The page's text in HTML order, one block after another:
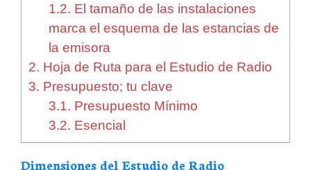
1.2. El tamaño de las instalaciones
marca el esquema de las estancias de
la emisora
2. Hoja de Ruta para el Estudio de Radio
3. Presupuesto; tu clave
3.1. Presupuesto Mínimo
3.2. Esencial
Dimensiones del Estudio de Radio